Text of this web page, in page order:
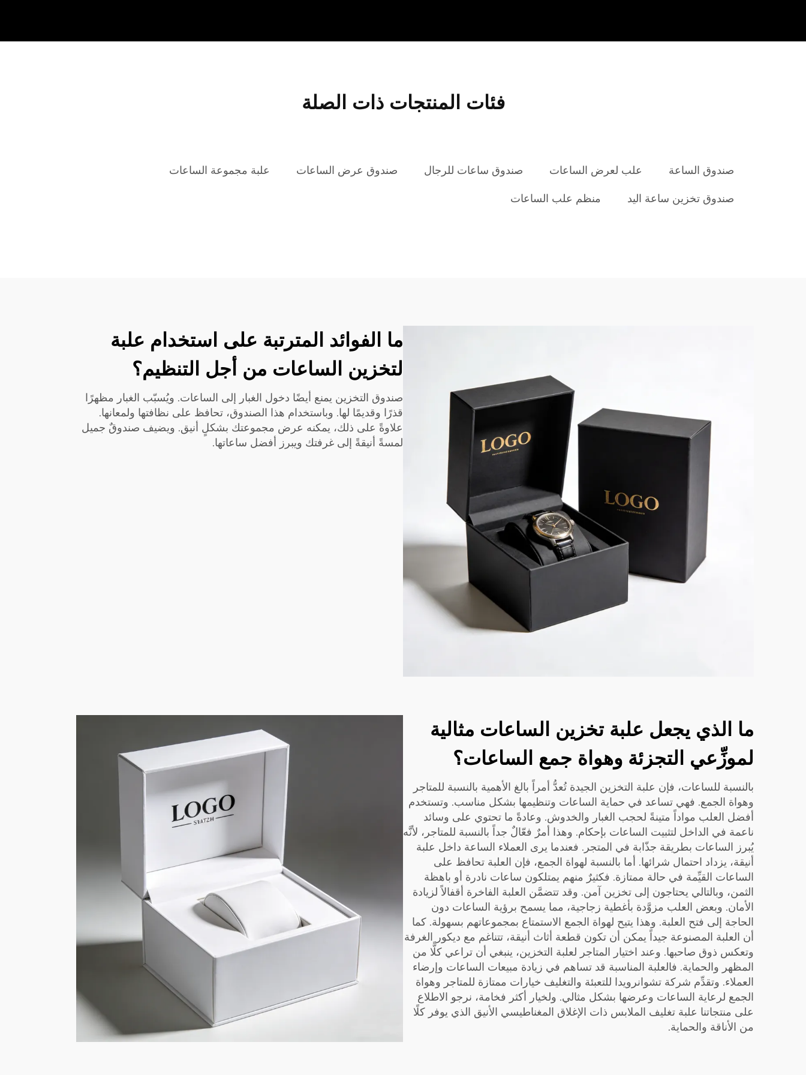
فئات المنتجات ذات الصلة
صندوق الساعة علب لعرض الساعات صندوق ساعات للرجال صندوق عرض الساعات علبة مجموعة الساعات
صندوق تخزين ساعة اليد منظم علب الساعات
ما الفوائد المترتبة على استخدام علبة
لتخزين الساعات من أجل التنظيم؟
صندوق التخزين يمنع أيضًا دخول الغبار إلى الساعات. ويُسبّب الغبار مظهرًا
قذرًا وقديمًا لها. وباستخدام هذا الصندوق، تحافظ على نظافتها ولمعانها.
علاوةً على ذلك، يمكنه عرض مجموعتك بشكلٍ أنيق. ويضيف صندوقٌ جميل
لمسةً أنيقةً إلى غرفتك ويبرز أفضل ساعاتها.
ما الذي يجعل علبة تخزين الساعات مثالية
لموزِّعي التجزئة وهواة جمع الساعات؟
بالنسبة للساعات، فإن علبة التخزين الجيدة تُعدُّ أمراً بالغ الأهمية بالنسبة للمتاجر
وهواة الجمع. فهي تساعد في حماية الساعات وتنظيمها بشكل مناسب. وتستخدم
أفضل العلب مواداً متينةً لحجب الغبار والخدوش. وعادةً ما تحتوي على وسائد
ناعمة في الداخل لتثبيت الساعات بإحكام. وهذا أمرٌ فعّالٌ جداً بالنسبة للمتاجر، لأنَّه
يُبرز الساعات بطريقة جذّابة في المتجر. فعندما يرى العملاء الساعة داخل علبة
أنيقة، يزداد احتمال شرائها. أما بالنسبة لهواة الجمع، فإن العلبة تحافظ على
الساعات القيِّمة في حالة ممتازة. فكثيرٌ منهم يمتلكون ساعات نادرة أو باهظة
الثمن، وبالتالي يحتاجون إلى تخزين آمن. وقد تتضمَّن العلبة الفاخرة أقفالاً لزيادة
الأمان. وبعض العلب مزوَّدة بأغطية زجاجية، مما يسمح برؤية الساعات دون
الحاجة إلى فتح العلبة. وهذا يتيح لهواة الجمع الاستمتاع بمجموعاتهم بسهولة. كما
أن العلبة المصنوعة جيداً يمكن أن تكون قطعة أثاث أنيقة، تتناغم مع ديكور الغرفة
وتعكس ذوق صاحبها. وعند اختيار المتاجر لعلبة التخزين، ينبغي أن تراعي كلًّا من
المظهر والحماية. فالعلبة المناسبة قد تساهم في زيادة مبيعات الساعات وإرضاء
العملاء. وتقدِّم شركة تشوانرويدا للتعبئة والتغليف خيارات ممتازة للمتاجر وهواة
الجمع لرعاية الساعات وعرضها بشكل مثالي. ولخيار أكثر فخامة، نرجو الاطلاع
على منتجاتنا علبة تغليف الملابس ذات الإغلاق المغناطيسي الأنيق الذي يوفر كلًا
من الأناقة والحماية.